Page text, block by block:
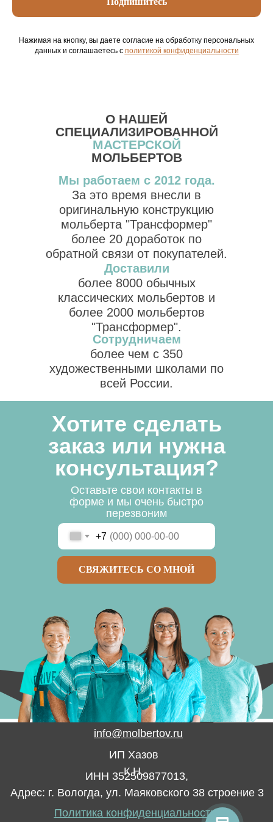
Нажимая на кнопку, вы даете согласие на обработку персональных
данных и соглашаетесь c политикой конфиденциальности
О НАШЕЙ
СПЕЦИАЛИЗИРОВАННОЙ
МАСТЕРСКОЙ
МОЛЬБЕРТОВ
Мы работаем с 2012 года.
За это время внесли в
оригинальную конструкцию
мольберта "Трансформер"
более 20 доработок по
обратной связи от покупателей.
Хотите сделать
заказ или нужна
консультация?
Оставьте свои контакты в
форме и мы очень быстро
перезвоним
+7
СВЯЖИТЕСЬ СО МНОЙ
Доставили
более 8000 обычных
классических мольбертов и
более 2000 мольбертов
"Трансформер".
Сотрудничаем
более чем с 350
художественными школами по
всей России.
ИП Хазов
К.Н.
ИНН 352509877013,
Адрес: г. Вологда, ул. Маяковского 38 строение 3
Политика конфиденциальности
info@molbertov.ru